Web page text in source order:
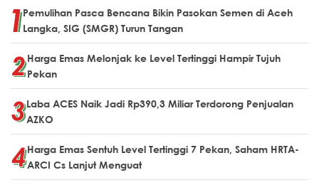
Pemulihan Pasca Bencana Bikin Pasokan Semen di Aceh
Langka, SIG (SMGR) Turun Tangan
Harga Emas Melonjak ke Level Tertinggi Hampir Tujuh
Pekan
Laba ACES Naik Jadi Rp390,3 Miliar Terdorong Penjualan
AZKO
Harga Emas Sentuh Level Tertinggi 7 Pekan, Saham HRTA-
ARCI Cs Lanjut Menguat